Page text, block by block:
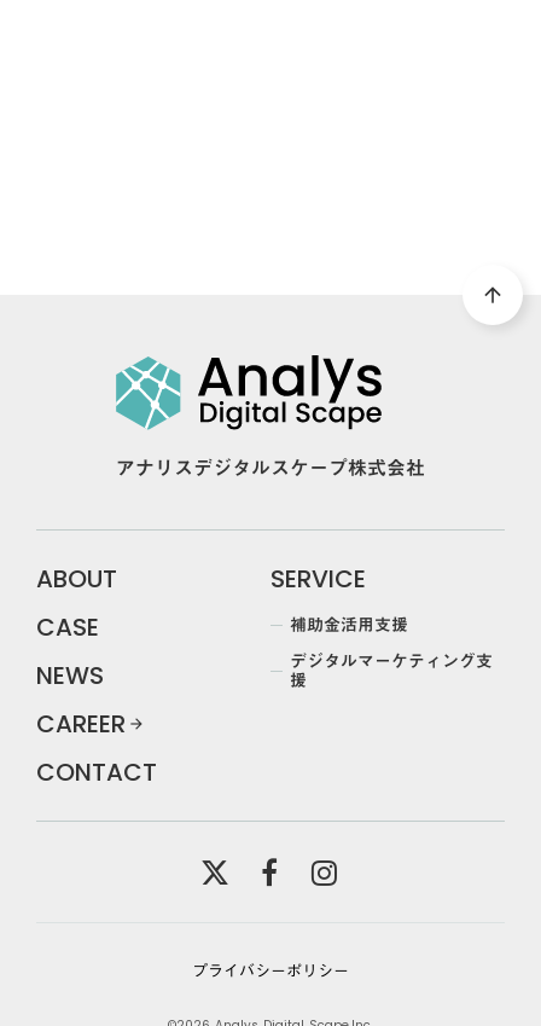
アナリスデジタルスケープ株式会社
ABOUT
CASE
NEWS
CAREER arrow_forward
CONTACT
SERVICE
補助金活用支援
デジタルマーケティング支
援
プライバシーポリシー
arrow_upward